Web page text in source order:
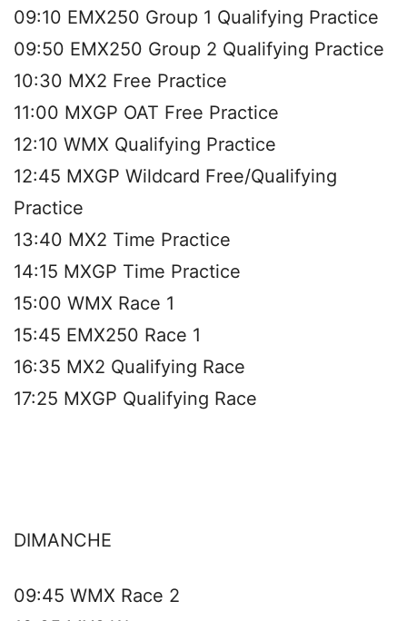
09:10 EMX250 Group 1 Qualifying Practice
09:50 EMX250 Group 2 Qualifying Practice
10:30 MX2 Free Practice
11:00 MXGP OAT Free Practice
12:10 WMX Qualifying Practice
12:45 MXGP Wildcard Free/Qualifying
Practice
13:40 MX2 Time Practice
14:15 MXGP Time Practice
15:00 WMX Race 1
15:45 EMX250 Race 1
16:35 MX2 Qualifying Race
17:25 MXGP Qualifying Race
DIMANCHE
09:45 WMX Race 2